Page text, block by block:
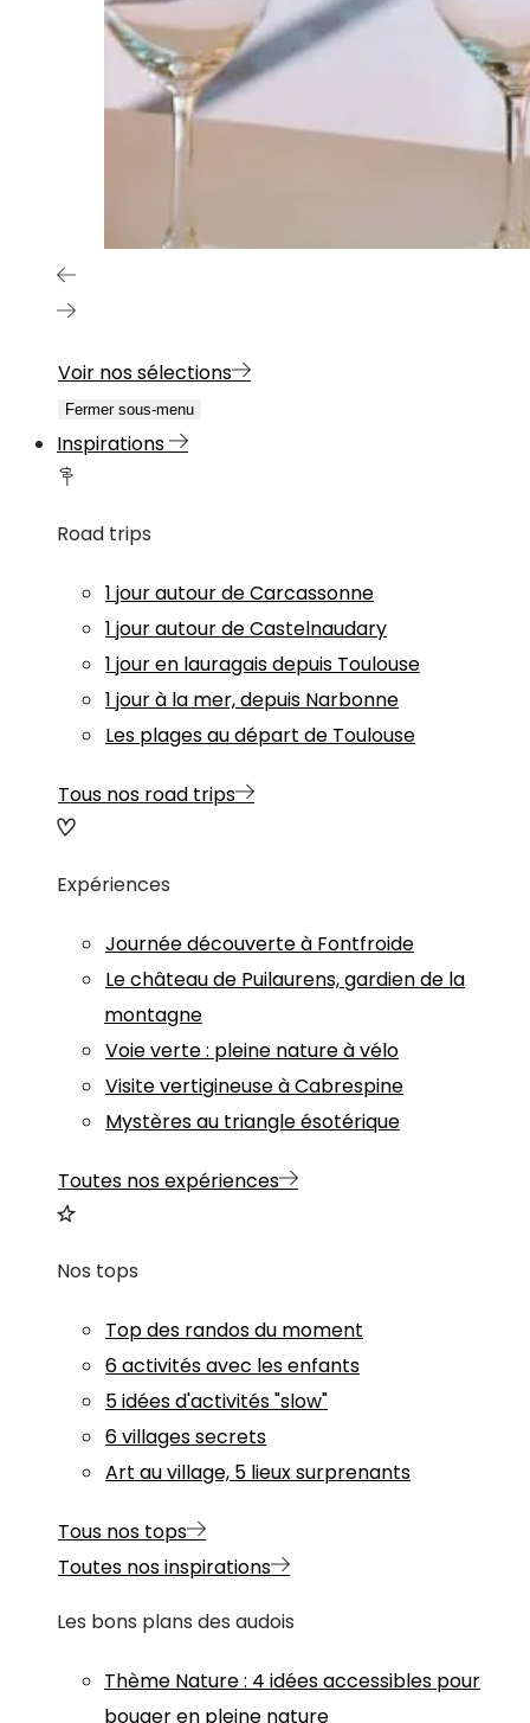
Voir nos sélections
Fermer sous-menu
Inspirations
Road trips
1 jour autour de Carcassonne
1 jour autour de Castelnaudary
1 jour en lauragais depuis Toulouse
1 jour à la mer, depuis Narbonne
Les plages au départ de Toulouse
Tous nos road trips
Expériences
Journée découverte à Fontfroide
Le château de Puilaurens, gardien de la
montagne
Voie verte : pleine nature à vélo
Visite vertigineuse à Cabrespine
Mystères au triangle ésotérique
Toutes nos expériences
Nos tops
Top des randos du moment
6 activités avec les enfants
5 idées d'activités "slow"
6 villages secrets
Art au village, 5 lieux surprenants
Tous nos tops
Toutes nos inspirations
Les bons plans des audois
Thème Nature: 4 idées accessibles pour
bouger en pleine nature